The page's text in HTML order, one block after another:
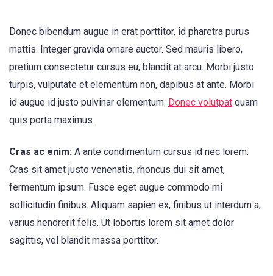
Donec bibendum augue in erat porttitor, id pharetra purus
mattis. Integer gravida ornare auctor. Sed mauris libero,
pretium consectetur cursus eu, blandit at arcu. Morbi justo
turpis, vulputate et elementum non, dapibus at ante. Morbi
id augue id justo pulvinar elementum. Donec volutpat quam
quis porta maximus.
Cras ac enim: A ante condimentum cursus id nec lorem.
Cras sit amet justo venenatis, rhoncus dui sit amet,
fermentum ipsum. Fusce eget augue commodo mi
sollicitudin finibus. Aliquam sapien ex, finibus ut interdum a,
varius hendrerit felis. Ut lobortis lorem sit amet dolor
sagittis, vel blandit massa porttitor.